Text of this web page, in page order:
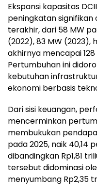
Ekspansi kapasitas
peningkatan
terakhir, dari 58 MW
(2022), 83 MW (2023),
akhirnya mencapai 128
Pertumbuhan ini
kebutuhan
ekonomi berbasis
Dari sisi keuangan,
mencerminkan
membukukan
pada 2025, naik 40,14
dibandingkan Rp1,81
tersebut didominasi
menyumbang Rp2,35